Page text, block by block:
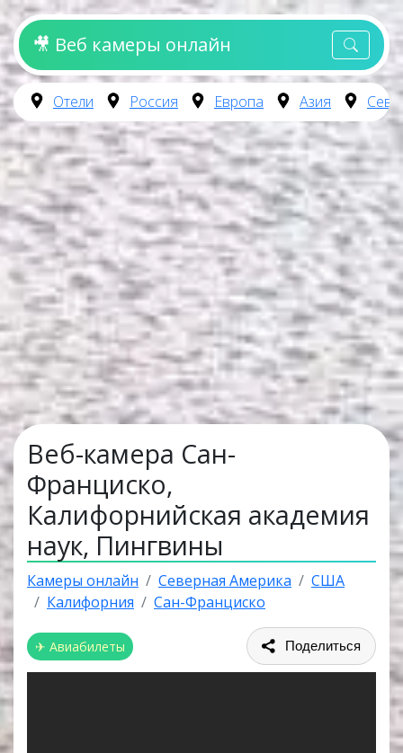
🎥 Веб камеры онлайн
Отели Россия Европа Азия
Веб-камера Сан-
Франциско,
Калифорнийская академия
наук, Пингвины
Камеры онлайн Северная Америка
США
Калифорния
Сан-Франциско
✈ Авиабилеты Поделиться